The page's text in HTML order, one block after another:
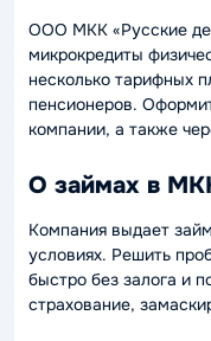
ООО МКК «Русские
микрокредиты
несколько тарифных
пенсионеров.
компании, а также
О займах в
Компания выдает
условиях. Решить
быстро без залога и
страхование,